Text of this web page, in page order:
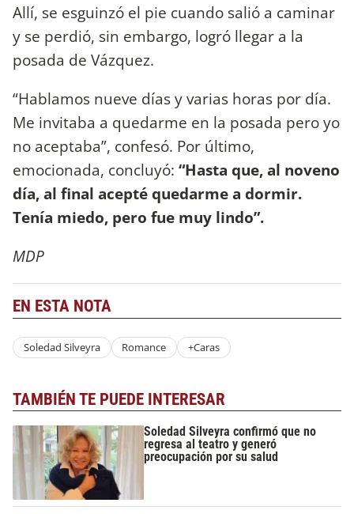
Allí, se esguinzó el pie cuando salió a caminar
y se perdió, sin embargo, logró llegar a la
posada de Vázquez.
“Hablamos nueve días y varias horas por día.
Me invitaba a quedarme en la posada pero yo
no aceptaba”, confesó. Por último,
emocionada, concluyó: “Hasta que, al noveno
día, al final acepté quedarme a dormir.
Tenía miedo, pero fue muy lindo”.
MDP
EN ESTA NOTA
Soledad Silveyra Romance +Caras
TAMBIÉN TE PUEDE INTERESAR
Soledad Silveyra confirmó que no
regresa al teatro y generó
preocupación por su salud